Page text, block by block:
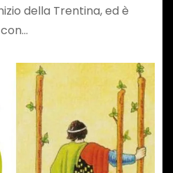
della Trentina, ed è